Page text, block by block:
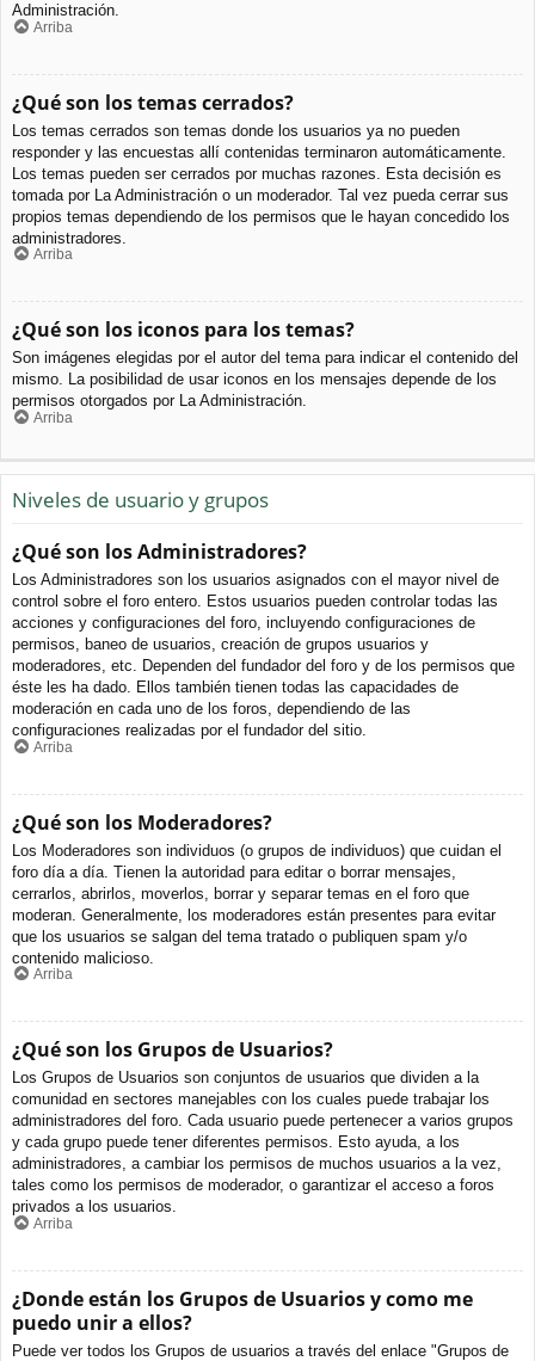
Administración.
Arriba
¿Qué son los temas cerrados?
Los temas cerrados son temas donde los usuarios ya no pueden
responder y las encuestas allí contenidas terminaron automáticamente.
Los temas pueden ser cerrados por muchas razones. Esta decisión es
tomada por La Administración o un moderador. Tal vez pueda cerrar sus
propios temas dependiendo de los permisos que le hayan concedido los
administradores.
Arriba
¿Qué son los iconos para los temas?
Son imágenes elegidas por el autor del tema para indicar el contenido del
mismo. La posibilidad de usar iconos en los mensajes depende de los
permisos otorgados por La Administración.
Arriba
Niveles de usuario y grupos
¿Qué son los Administradores?
Los Administradores son los usuarios asignados con el mayor nivel de
control sobre el foro entero. Estos usuarios pueden controlar todas las
acciones y configuraciones del foro, incluyendo configuraciones de
permisos, baneo de usuarios, creación de grupos usuarios y
moderadores, etc. Dependen del fundador del foro y de los permisos que
éste les ha dado. Ellos también tienen todas las capacidades de
moderación en cada uno de los foros, dependiendo de las
configuraciones realizadas por el fundador del sitio.
Arriba
¿Qué son los Moderadores?
Los Moderadores son individuos (o grupos de individuos) que cuidan el
foro día a día. Tienen la autoridad para editar o borrar mensajes,
cerrarlos, abrirlos, moverlos, borrar y separar temas en el foro que
moderan. Generalmente, los moderadores están presentes para evitar
que los usuarios se salgan del tema tratado o publiquen spam y/o
contenido malicioso.
Arriba
¿Qué son los Grupos de Usuarios?
Los Grupos de Usuarios son conjuntos de usuarios que dividen a la
comunidad en sectores manejables con los cuales puede trabajar los
administradores del foro. Cada usuario puede pertenecer a varios grupos
y cada grupo puede tener diferentes permisos. Esto ayuda, a los
administradores, a cambiar los permisos de muchos usuarios a la vez,
tales como los permisos de moderador, o garantizar el acceso a foros
privados a los usuarios.
Arriba
¿Donde están los Grupos de Usuarios y como me
puedo unir a ellos?
Puede ver todos los Grupos de usuarios a través del enlace "Grupos de